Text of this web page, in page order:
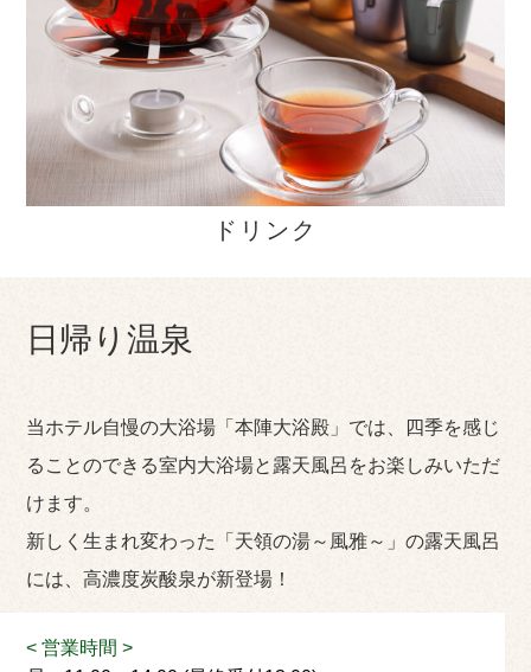
ドリンク
日帰り温泉
当ホテル自慢の大浴場「本陣大浴殿」では、四季を感じ
ることのできる室内大浴場と露天風呂をお楽しみいただ
けます。
新しく生まれ変わった「天領の湯～風雅～」の露天風呂
には、高濃度炭酸泉が新登場！
< 営業時間 >